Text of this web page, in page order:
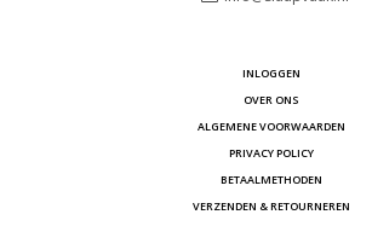
INLOGGEN
OVER ONS
ALGEMENE VOORWAARDEN
PRIVACY POLICY
BETAALMETHODEN
VERZENDEN & RETOURNEREN